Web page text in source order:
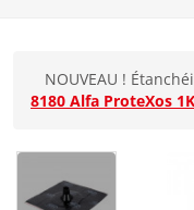
NOUVEAU !
8180 Alfa ProteXos